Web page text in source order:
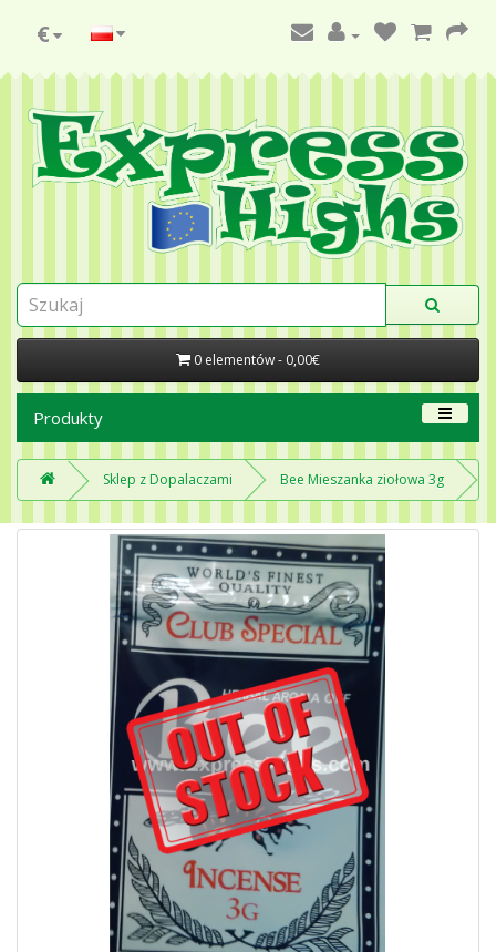
€
0 elementów - 0,00€
Produkty
Sklep z Dopalaczami Bee Mieszanka ziołowa 3g